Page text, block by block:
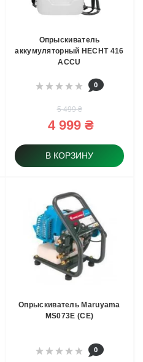
Опрыскиватель
аккумуляторный HECHT 416
ACCU
0
5 499 ₴
4 999 ₴
В КОРЗИНУ
Опрыскиватель Maruyama
MS073E (CE)
0